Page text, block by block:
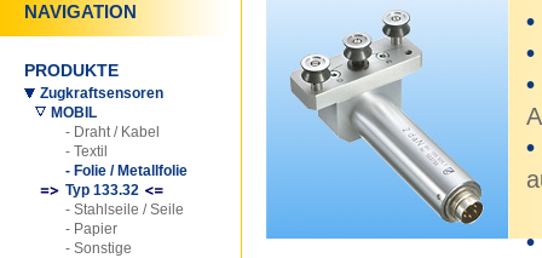
NAVIGATION
PRODUKTE
Zugkraftsensoren
MOBIL
- Draht / Kabel
- Textil
- Folie / Metallfolie
Typ 133.32
- Stahlseile / Seile
- Papier
- Sonstige
•
•
•
•
•